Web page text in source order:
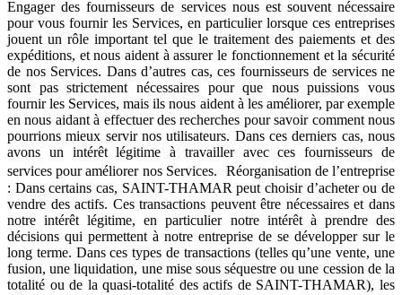
Engager des fournisseurs de services nous est souvent nécessaire
pour vous fournir les Services, en particulier lorsque ces entreprises
jouent un rôle important tel que le traitement des paiements et des
expéditions, et nous aident à assurer le fonctionnement et la sécurité
de nos Services. Dans d’autres cas, ces fournisseurs de services ne
sont pas strictement nécessaires pour que nous puissions vous
fournir les Services, mais ils nous aident à les améliorer, par exemple
en nous aidant à effectuer des recherches pour savoir comment nous
pourrions mieux servir nos utilisateurs. Dans ces derniers cas, nous
avons un intérêt légitime à travailler avec ces fournisseurs de
services pour améliorer nos Services. Réorganisation de l’entreprise
: Dans certains cas, SAINT-THAMAR peut choisir d’acheter ou de
vendre des actifs. Ces transactions peuvent être nécessaires et dans
notre intérêt légitime, en particulier notre intérêt à prendre des
décisions qui permettent à notre entreprise de se développer sur le
long terme. Dans ces types de transactions (telles qu’une vente, une
fusion, une liquidation, une mise sous séquestre ou une cession de la
totalité ou de la quasi-totalité des actifs de SAINT-THAMAR), les